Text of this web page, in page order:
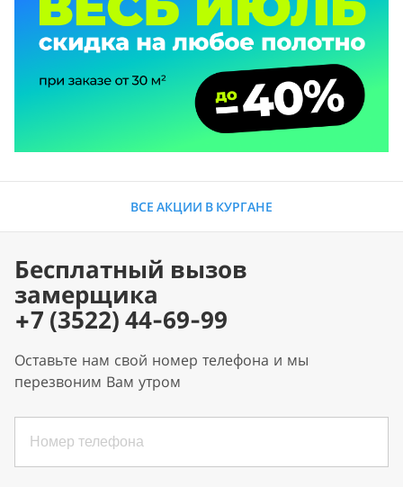
ВСЕ АКЦИИ В КУРГАНЕ
Бесплатный вызов
замерщика
+7 (3522) 44-69-99
Оставьте нам свой номер телефона и мы
перезвоним Вам утром